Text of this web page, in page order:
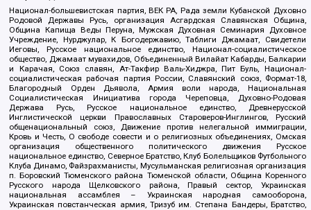
Национал-большевистская партия, ВЕК РА, Рада земли Кубанской Духовно
Родовой Державы Русь, организация Асгардская Славянская Община,
Община Капища Веды Перуна, Мужская Духовная Семинария Духовное
Учреждение, Нурджулар, К Богодержавию, Таблиги Джамаат, Свидетели
Иеговы, Русское национальное единство, Национал-социалистическое
общество, Джамаат мувахидов, Объединенный Вилайат Кабарды, Балкарии
и Карачая, Союз славян, Ат-Такфир Валь-Хиджра, Пит Буль, Национал-
социалистическая рабочая партия России, Славянский союз, Формат-18,
Благородный Орден Дьявола, Армия воли народа, Национальная
Социалистическая Инициатива города Череповца, Духовно-Родовая
Держава Русь, Русское национальное единство, Древнерусской
Инглистической церкви Православных Староверов-Инглингов, Русский
общенациональный союз, Движение против нелегальной иммиграции,
Кровь и Честь, О свободе совести и о религиозных объединениях, Омская
организация общественного политического движения Русское
национальное единство, Северное Братство, Клуб Болельщиков Футбольного
Клуба Динамо, Файзрахманисты, Мусульманская религиозная организация
п. Боровский Тюменского района Тюменской области, Община Коренного
Русского народа Щелковского района, Правый сектор, Украинская
национальная ассамблея – Украинская народная самооборона,
Украинская повстанческая армия, Тризуб им. Степана Бандеры, Братство,